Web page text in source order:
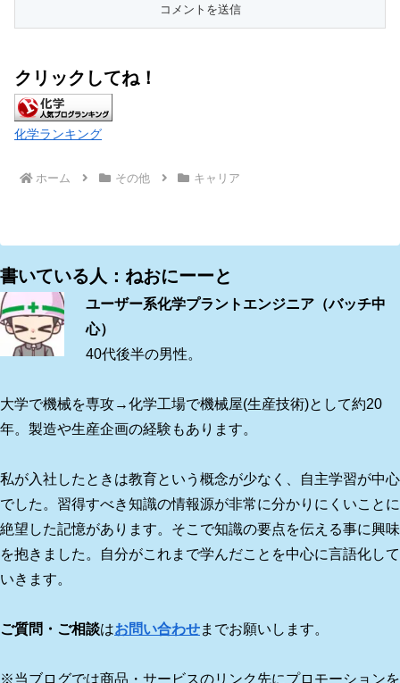
クリックしてね！
化学ランキング
ホーム その他 キャリア
書いている人：ねおにーーと
ユーザー系化学プラントエンジニア（バッチ中
心）
40代後半の男性。
大学で機械を専攻→化学工場で機械屋(生産技術)として約20
年。製造や生産企画の経験もあります。
私が入社したときは教育という概念が少なく、自主学習が中心
でした。習得すべき知識の情報源が非常に分かりにくいことに
絶望した記憶があります。そこで知識の要点を伝える事に興味
を抱きました。自分がこれまで学んだことを中心に言語化して
いきます。
ご質問・ご相談はお問い合わせまでお願いします。
※当ブログでは商品・サービスのリンク先にプロモーションを